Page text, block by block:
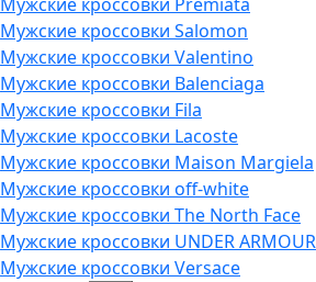
Мужские кроссовки Salomon
Мужские кроссовки Valentino
Мужские кроссовки Balenciaga
Мужские кроссовки Fila
Мужские кроссовки Lacoste
Мужские кроссовки Maison Margiela
Мужские кроссовки off-white
Мужские кроссовки The North Face
Мужские кроссовки UNDER ARMOUR
Мужские кроссовки Versace